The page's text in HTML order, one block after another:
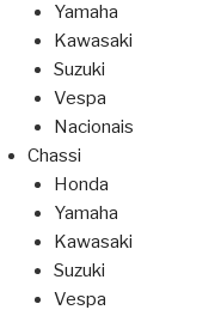
Yamaha
Kawasaki
Suzuki
Vespa
Nacionais
Chassi
Honda
Yamaha
Kawasaki
Suzuki
Vespa